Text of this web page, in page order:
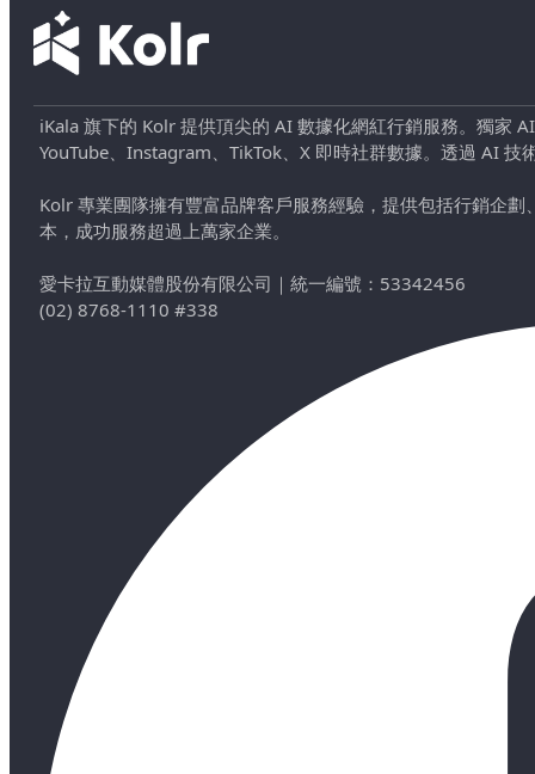
iKala 旗下的 Kolr 提供頂尖的 AI 數據化網紅行銷服務。獨家
YouTube、Instagram、TikTok、X 即時社群數據。透過 AI
Kolr 專業團隊擁有豐富品牌客戶服務經驗，提供包括行銷企
本，成功服務超過上萬家企業。
愛卡拉互動媒體股份有限公司 ｜ 統一編號：53342456
(02) 8768-1110 #338